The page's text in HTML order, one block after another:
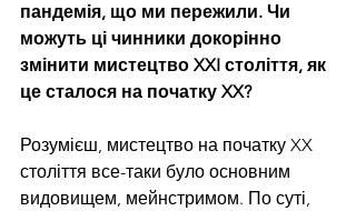
пандемія, що ми пережили. Чи
можуть ці чинники докорінно
змінити мистецтво XXI століття, як
це сталося на початку XX?
Розумієш, мистецтво на початку XX
століття все-таки було основним
видовищем, мейнстримом. По суті,